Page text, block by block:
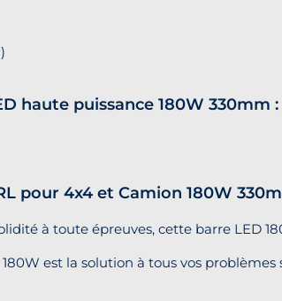
haute puissance 180W 330mm :
pour 4x4 et Camion 180W
à toute épreuves, cette barre
est la solution à tous vos